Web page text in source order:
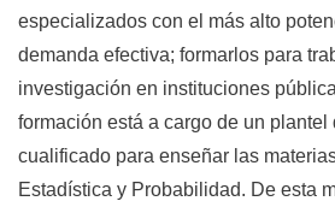
especializados con el más alto
demanda efectiva; formarlos para
investigación en instituciones
formación está a cargo de un plantel
cualificado para enseñar las
Estadística y Probabilidad. De esta